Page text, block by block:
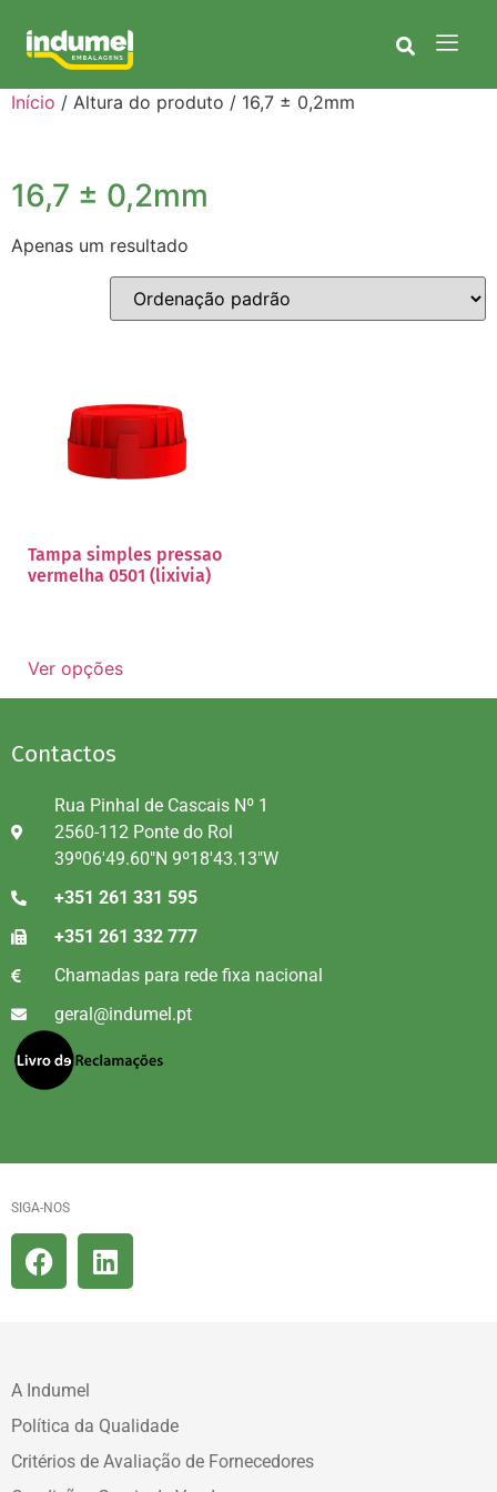
Início / Altura do produto / 16,7 ± 0,2mm
16,7 ± 0,2mm
Apenas um resultado
Tampa simples pressao
vermelha 0501 (lixivia)
Ver opções
Contactos
Rua Pinhal de Cascais Nº 1
2560-112 Ponte do Rol
39º06'49.60"N 9º18'43.13"W
+351 261 331 595
+351 261 332 777
Chamadas para rede fixa nacional
geral@indumel.pt
SIGA-NOS
A Indumel
Política da Qualidade
Critérios de Avaliação de Fornecedores